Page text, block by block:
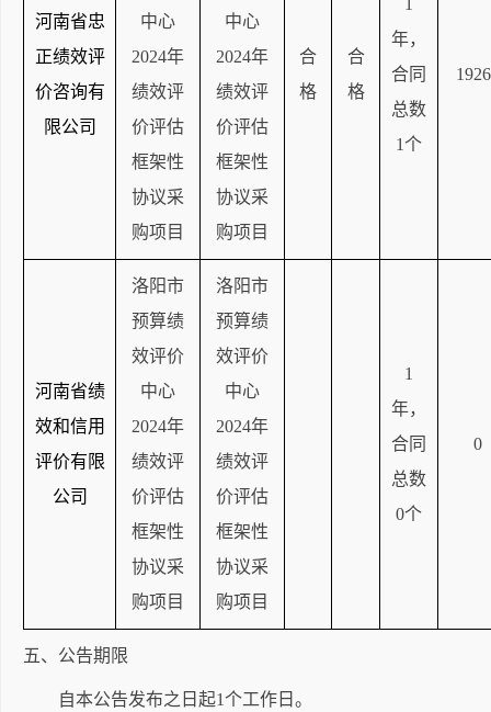
河南省忠
正绩效评
价咨询有
限公司
中心
2024年
绩效评
价评估
框架性
协议采
购项目
中心
2024年
绩效评
价评估
框架性
协议采
购项目
合
格
合
格
年，
合同
总数
1个
河南省绩
效和信用
评价有限
公司
洛阳市
预算绩
效评价
中心
2024年
绩效评
价评估
框架性
协议采
购项目
洛阳市
预算绩
效评价
中心
2024年
绩效评
价评估
框架性
协议采
购项目
1
年，
合同
总数
0个
0
五、公告期限
自本公告发布之日起1个工作日。